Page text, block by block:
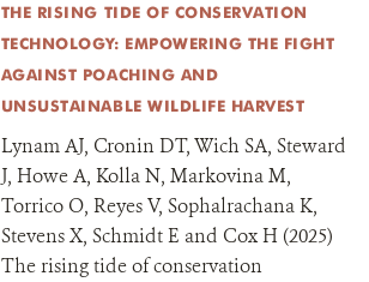
THE RISING TIDE OF CONSERVATION
TECHNOLOGY: EMPOWERING THE FIGHT
AGAINST POACHING AND
UNSUSTAINABLE WILDLIFE HARVEST
Lynam AJ, Cronin DT, Wich SA, Steward
J, Howe A, Kolla N, Markovina M,
Torrico O, Reyes V, Sophalrachana K,
Stevens X, Schmidt E and Cox H (2025)
The rising tide of conservation